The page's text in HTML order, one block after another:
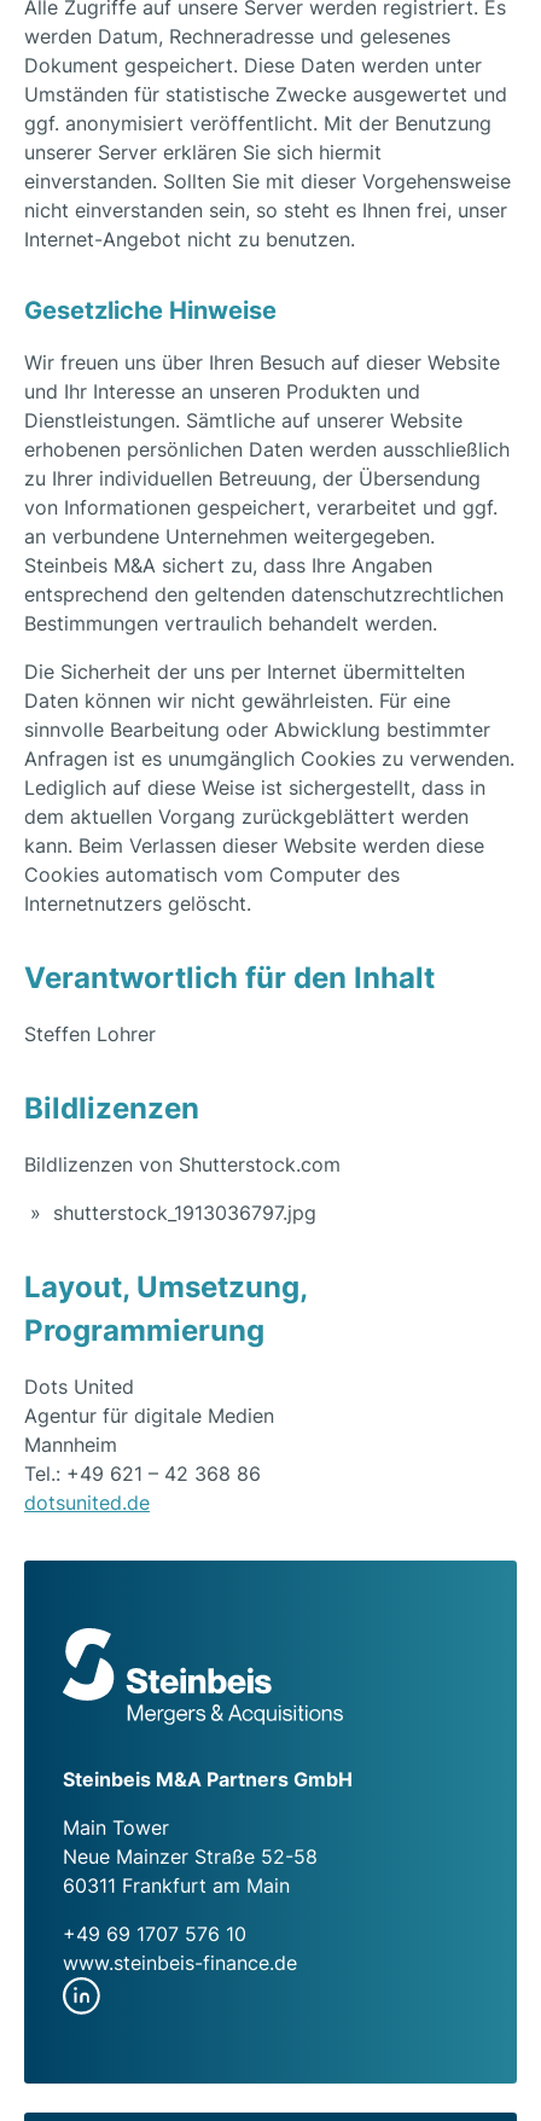
Alle Zugriffe auf unsere Server werden registriert. Es
werden Datum, Rechneradresse und gelesenes
Dokument gespeichert. Diese Daten werden unter
Umständen für statistische Zwecke ausgewertet und
ggf. anonymisiert veröffentlicht. Mit der Benutzung
unserer Server erklären Sie sich hiermit
einverstanden. Sollten Sie mit dieser Vorgehensweise
nicht einverstanden sein, so steht es Ihnen frei, unser
Internet-Angebot nicht zu benutzen.
Gesetzliche Hinweise
Wir freuen uns über Ihren Besuch auf dieser Website
und Ihr Interesse an unseren Produkten und
Dienstleistungen. Sämtliche auf unserer Website
erhobenen persönlichen Daten werden ausschließlich
zu Ihrer individuellen Betreuung, der Übersendung
von Informationen gespeichert, verarbeitet und ggf.
an verbundene Unternehmen weitergegeben.
Steinbeis M&A sichert zu, dass Ihre Angaben
entsprechend den geltenden datenschutzrechtlichen
Bestimmungen vertraulich behandelt werden.
Die Sicherheit der uns per Internet übermittelten
Daten können wir nicht gewährleisten. Für eine
sinnvolle Bearbeitung oder Abwicklung bestimmter
Anfragen ist es unumgänglich Cookies zu verwenden.
Lediglich auf diese Weise ist sichergestellt, dass in
dem aktuellen Vorgang zurückgeblättert werden
kann. Beim Verlassen dieser Website werden diese
Cookies automatisch vom Computer des
Internetnutzers gelöscht.
Verantwortlich für den Inhalt
Steffen Lohrer
Bildlizenzen
Bildlizenzen von Shutterstock.com
shutterstock_1913036797.jpg
Layout, Umsetzung,
Programmierung
Dots United
Agentur für digitale Medien
Mannheim
Tel.: +49 621 – 42 368 86
dotsunited.de
Steinbeis M&A Partners GmbH
Main Tower
Neue Mainzer Straße 52-58
60311 Frankfurt am Main
+49 69 1707 576 10
www.steinbeis-finance.de